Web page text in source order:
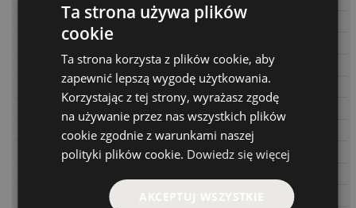
26.00 PLN
ZESTAW 3SZT 3CM
26.00 PLN PARAMETRY
26.00 PLN PARAMETRY
ZESTAW 3SZT 3,5 CM 75.00 PLN
28.00 PLN
ZESTAW 3SZT 4 CM 82.00 PLN
82.00 PLN
Ta strona używa plików
cookie
Ta strona korzysta z plików cookie, aby
zapewnić lepszą wygodę użytkowania.
Korzystając z tej strony, wyrażasz zgodę
na używanie przez nas wszystkich plików
cookie zgodnie z warunkami naszej
polityki plików cookie. Dowiedz się więcej
AKCEPTUJ WSZYSTKIE